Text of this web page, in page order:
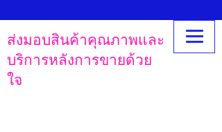
ส่งมอบสินค้าคุณภาพและ
บริการหลังการขายด้วย
ใจ